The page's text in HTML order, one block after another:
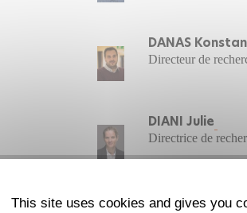
DANAS
Directeur de
DIANI Julie
Directrice de
DIMANOV
This site uses cookies and gives you